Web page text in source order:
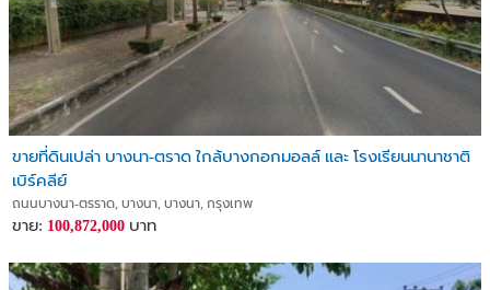
ขายที่ดินเปล่า บางนา-ตราด ใกล้บางกอกมอลล์ และ โรงเรียนนานาชาติ
เบิร์คลีย์
ถนนบางนา-ตรราด, บางนา, บางนา, กรุงเทพ
ขาย: 100,872,000 บาท